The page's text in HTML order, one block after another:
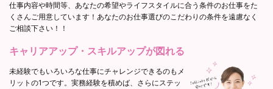
仕事内容や時間等、あなたの希望やライフスタイルに合う条件のお仕事をた
くさんご用意しています！あなたのお仕事選びのこだわりの条件を遠慮なく
ご相談下さい！！
キャリアアップ・スキルアップが図れる
未経験でもいろいろな仕事にチャレンジできるのもメ
リットの1つです。実務経験を積めば、さらにステッ